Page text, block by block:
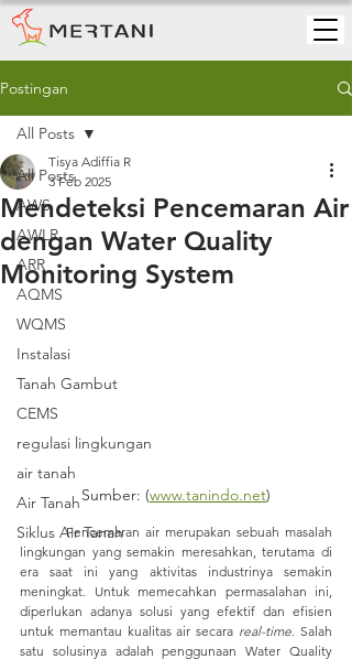
Postingan
All Posts
AWS
AWLR
ARR
AQMS
WQMS
Instalasi
Tanah Gambut
CEMS
regulasi lingkungan
air tanah
Air Tanah
Siklus Air Tanah
All Posts
Mendeteksi Pencemaran Air
dengan Water Quality
Monitoring System
Tisya Adiffia R
3 Feb 2025
Sumber: (www.tanindo.net)
	Pencemaran air merupakan sebuah masalah
lingkungan yang semakin meresahkan, terutama di
era saat ini yang aktivitas industrinya semakin
meningkat. Untuk memecahkan permasalahan ini,
diperlukan adanya solusi yang efektif dan efisien
untuk memantau kualitas air secara real-time . Salah
satu solusinya adalah penggunaan Water Quality